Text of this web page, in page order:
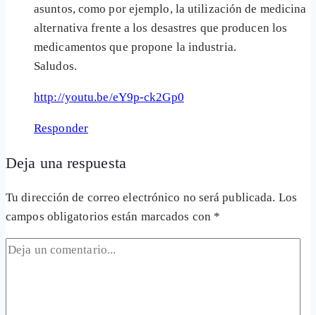
asuntos, como por ejemplo, la utilización de medicina
alternativa frente a los desastres que producen los
medicamentos que propone la industria.
Saludos.
http://youtu.be/eY9p-ck2Gp0
Responder
Deja una respuesta
Tu dirección de correo electrónico no será publicada. Los
campos obligatorios están marcados con *